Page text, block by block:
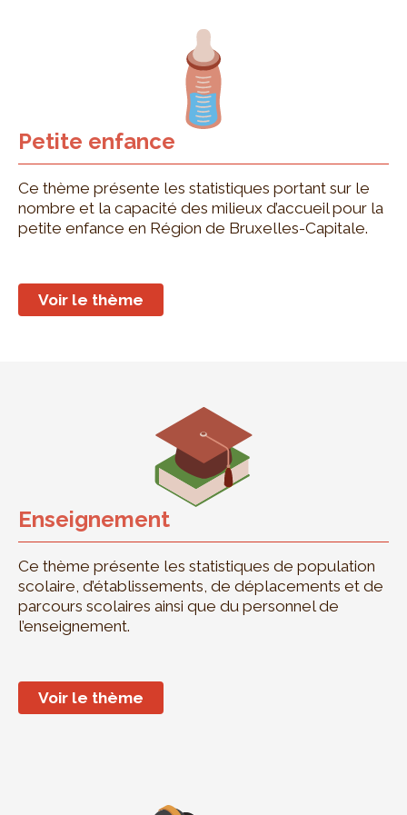
Petite enfance
Ce thème présente les statistiques portant sur le
nombre et la capacité des milieux d’accueil pour la
petite enfance en Région de Bruxelles-Capitale.
Voir le thème
Enseignement
Ce thème présente les statistiques de population
scolaire, d’établissements, de déplacements et de
parcours scolaires ainsi que du personnel de
l’enseignement.
Voir le thème